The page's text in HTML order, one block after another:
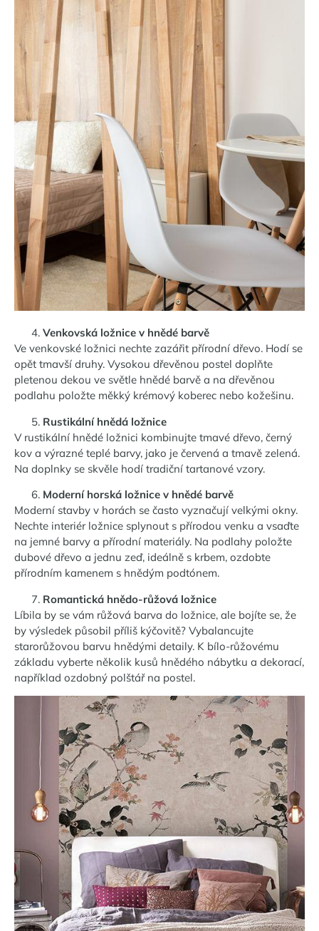
Venkovská ložnice v hnědé barvě
Ve venkovské ložnici nechte zazářit přírodní dřevo. Hodí se
opět tmavší druhy. Vysokou dřevěnou postel doplňte
pletenou dekou ve světle hnědé barvě a na dřevěnou
podlahu položte měkký krémový koberec nebo kožešinu.
Rustikální hnědá ložnice
V rustikální hnědé ložnici kombinujte tmavé dřevo, černý
kov a výrazné teplé barvy, jako je červená a tmavě zelená.
Na doplnky se skvěle hodí tradiční tartanové vzory.
Moderní horská ložnice v hnědé barvě
Moderní stavby v horách se často vyznačují velkými okny.
Nechte interiér ložnice splynout s přírodou venku a vsaďte
na jemné barvy a přírodní materiály. Na podlahy položte
dubové dřevo a jednu zeď, ideálně s krbem, ozdobte
přírodním kamenem s hnědým podtónem.
Romantická hnědo-růžová ložnice
Líbila by se vám růžová barva do ložnice, ale bojíte se, že
by výsledek působil příliš kýčovitě? Vybalancujte
starorůžovou barvu hnědými detaily. K bílo-růžovému
základu vyberte několik kusů hnědého nábytku a dekorací,
například ozdobný polštář na postel.